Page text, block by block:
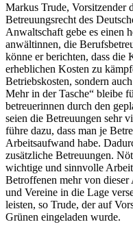
Markus Trude, Vorsitzender
Betreuungsrecht des
Anwaltschaft gebe es einen
anwältinnen, die
könne er berichten, dass
erheblichen Kosten zu
Betriebskosten, sondern
Mehr in der Tasche“ bleibe
betreuerinnen durch den
seien die Betreuungen sehr
führe dazu, dass man je
Arbeitsaufwand habe.
zusätzliche Betreuungen.
wichtige und sinnvolle
Betroffenen mehr von dieser
und Vereine in die Lage
leisten, so Trude, der auf
Grünen eingeladen wurde.